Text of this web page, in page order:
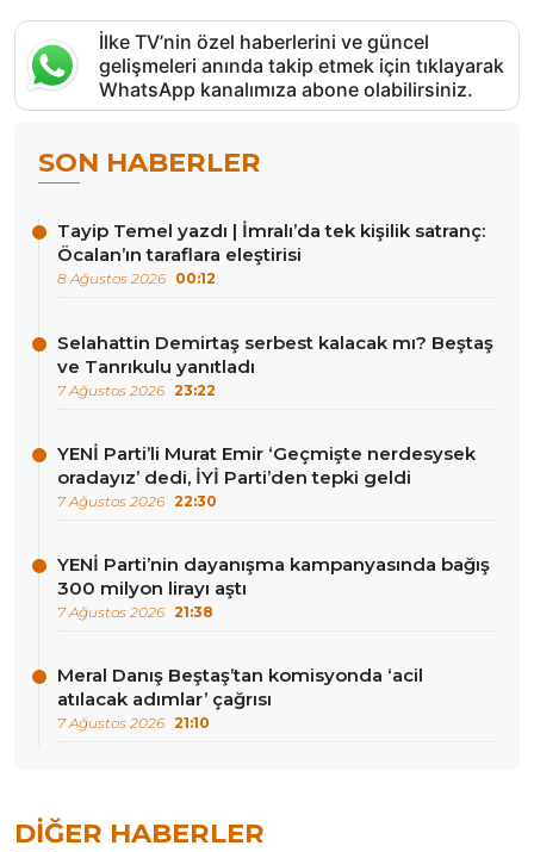
İlke TV’nin özel haberlerini ve güncel
gelişmeleri anında takip etmek için tıklayarak
WhatsApp kanalımıza abone olabilirsiniz.
SON HABERLER
Tayip Temel yazdı | İmralı’da tek kişilik satranç:
Öcalan’ın taraflara eleştirisi
8 Ağustos 2026 00:12
Selahattin Demirtaş serbest kalacak mı? Beştaş
ve Tanrıkulu yanıtladı
7 Ağustos 2026 23:22
YENİ Parti’li Murat Emir ‘Geçmişte nerdesysek
oradayız’ dedi, İYİ Parti’den tepki geldi
7 Ağustos 2026 22:30
YENİ Parti’nin dayanışma kampanyasında bağış
300 milyon lirayı aştı
7 Ağustos 2026 21:38
Meral Danış Beştaş’tan komisyonda ‘acil
atılacak adımlar’ çağrısı
7 Ağustos 2026 21:10
DIĞER HABERLER